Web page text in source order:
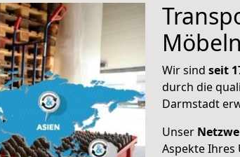
Wir sind seit
durch die
Darmstadt
Unser
Aspekte Ihres